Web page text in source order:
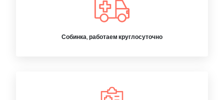
Собинка, работаем круглосуточно